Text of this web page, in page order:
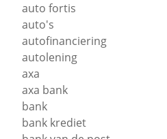
auto fortis
auto's
autofinanciering
autolening
axa
axa bank
bank
bank krediet